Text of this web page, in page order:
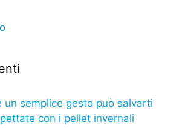
un semplice gesto può salvarti
con i pellet invernali